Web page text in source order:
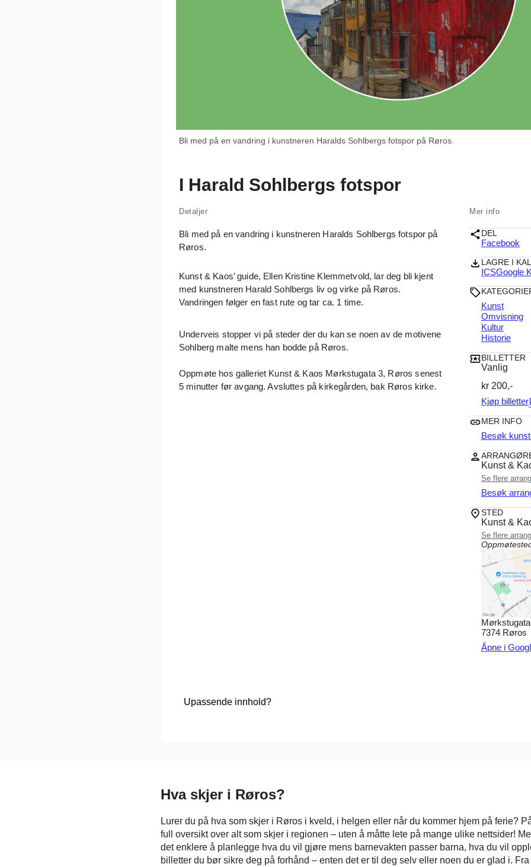
Bli med på en vandring i kunstneren Haralds Sohlbergs fotspor på Røros.
I Harald Sohlbergs fotspor
Detaljer
Bli med på en vandring i kunstneren Haralds Sohlbergs fotspor på
Røros.
Kunst & Kaos’ guide, Ellen Kristine Klemmetvold, lar deg bli kjent
med kunstneren Harald Sohlbergs liv og virke på Røros.
Vandringen følger en fast rute og tar ca. 1 time.
Underveis stopper vi på steder der du kan se noen av de motivene
Sohlberg malte mens han bodde på Røros.
Oppmøte hos galleriet Kunst & Kaos Mørkstugata 3, Røros senest
5 minutter før avgang. Avsluttes på kirkegården, bak Røros kirke.
Mer info
DEL
Facebook
LAGRE I
ICSGoogle
Kunst
Omvisning
Kultur
Historie
BILLETTER
Vanlig
kr 200,-
Kjøp billetter
MER INFO
Besøk
Kunst &
Se flere
Besøk
STED
Kunst &
Se flere
7374 Røros
Åpne i
Upassende innhold?
Hva skjer i Røros?
Lurer du på hva som skjer i Røros i kveld, i helgen eller når du kommer hjem på ferie?
full oversikt over alt som skjer i regionen – uten å måtte lete på mange ulike nettsider!
det enklere å planlegge hva du vil gjøre mens barnevakten passer barna, hva du vil
billetter du bør sikre deg på forhånd – enten det er til deg selv eller noen du er glad i.